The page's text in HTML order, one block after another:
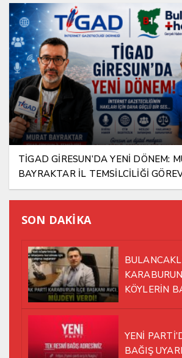
TİGAD GİRESUN’DA YENİ DÖNEM:
BAYRAKTAR İL TEMSİLCİLİĞİ
SON DAKİKA
KÖYLERİN
YENİ
BAĞIŞ